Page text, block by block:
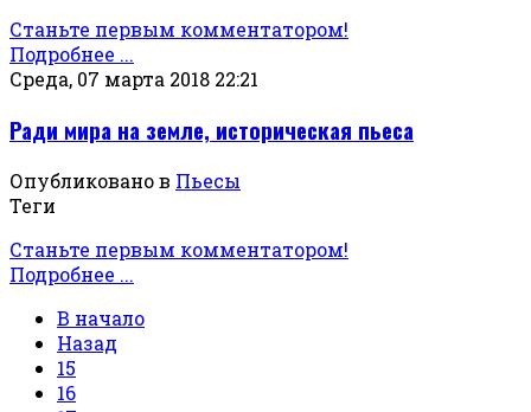
Станьте первым комментатором!
Подробнее ...
Среда, 07 марта 2018 22:21
Ради мира на земле, историческая пьеса
Опубликовано в Пьесы
Теги
Станьте первым комментатором!
Подробнее ...
В начало
Назад
15
16